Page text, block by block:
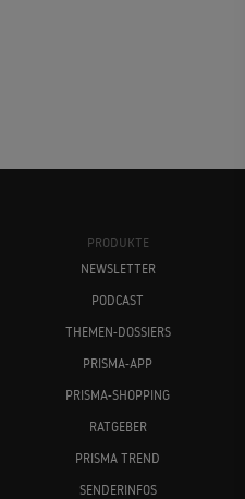
PRODUKTE
NEWSLETTER
PODCAST
THEMEN-DOSSIERS
PRISMA-APP
PRISMA-SHOPPING
RATGEBER
PRISMA TREND
SENDERINFOS